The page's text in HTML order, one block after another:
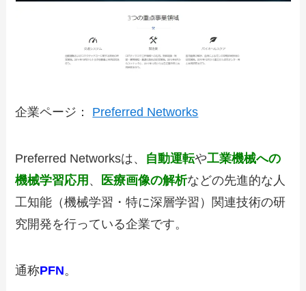
企業ページ： Preferred Networks
Preferred Networksは、 自動運転や工業機械への
機械学習応用 、 医療画像の解析などの先進的な人
工知能（機械学習・特に深層学習）関連技術の研
究開発を行っている企業です。
通称PFN。